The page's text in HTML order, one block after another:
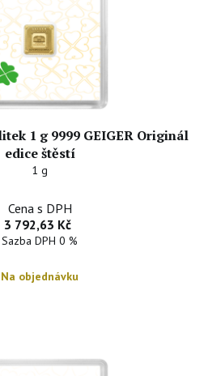
1 g 9999 GEIGER Originál
edice štěstí
1 g
Cena s DPH
3 792,63 Kč
Sazba DPH 0 %
Na objednávku